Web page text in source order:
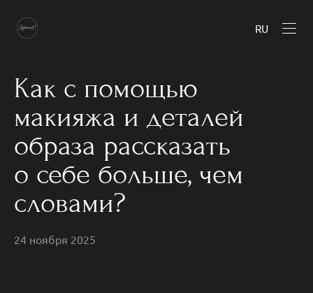
RU
Как с помощью
макияжа и деталей
образа рассказать
о себе больше, чем
словами?
24 ноября 2025